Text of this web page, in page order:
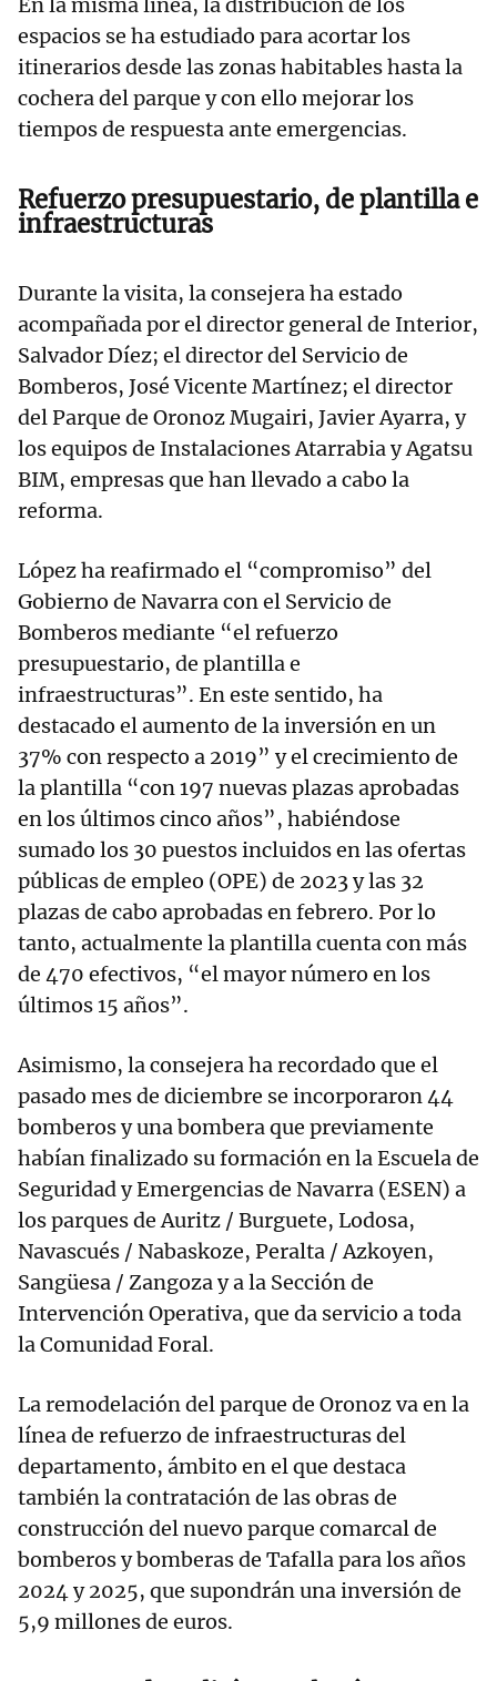
En la misma línea, la distribución de los
espacios se ha estudiado para acortar los
itinerarios desde las zonas habitables hasta la
cochera del parque y con ello mejorar los
tiempos de respuesta ante emergencias.
Refuerzo presupuestario, de plantilla e
infraestructuras
Durante la visita, la consejera ha estado
acompañada por el director general de Interior,
Salvador Díez; el director del Servicio de
Bomberos, José Vicente Martínez; el director
del Parque de Oronoz Mugairi, Javier Ayarra, y
los equipos de Instalaciones Atarrabia y Agatsu
BIM, empresas que han llevado a cabo la
reforma.
López ha reafirmado el “compromiso” del
Gobierno de Navarra con el Servicio de
Bomberos mediante “el refuerzo
presupuestario, de plantilla e
infraestructuras”. En este sentido, ha
destacado el aumento de la inversión en un
37% con respecto a 2019” y el crecimiento de
la plantilla “con 197 nuevas plazas aprobadas
en los últimos cinco años”, habiéndose
sumado los 30 puestos incluidos en las ofertas
públicas de empleo (OPE) de 2023 y las 32
plazas de cabo aprobadas en febrero. Por lo
tanto, actualmente la plantilla cuenta con más
de 470 efectivos, “el mayor número en los
últimos 15 años”.
Asimismo, la consejera ha recordado que el
pasado mes de diciembre se incorporaron 44
bomberos y una bombera que previamente
habían finalizado su formación en la Escuela de
Seguridad y Emergencias de Navarra (ESEN) a
los parques de Auritz / Burguete, Lodosa,
Navascués / Nabaskoze, Peralta / Azkoyen,
Sangüesa / Zangoza y a la Sección de
Intervención Operativa, que da servicio a toda
la Comunidad Foral.
La remodelación del parque de Oronoz va en la
línea de refuerzo de infraestructuras del
departamento, ámbito en el que destaca
también la contratación de las obras de
construcción del nuevo parque comarcal de
bomberos y bomberas de Tafalla para los años
2024 y 2025, que supondrán una inversión de
5,9 millones de euros.